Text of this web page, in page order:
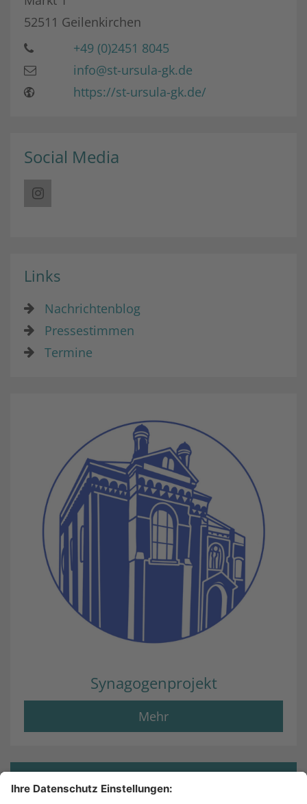
52511 Geilenkirchen
+49 (0)2451 8045
info@st-ursula-gk.de
https://st-ursula-gk.de/
Social Media
Links
Nachrichtenblog
Pressestimmen
Termine
Synagogenprojekt
Mehr